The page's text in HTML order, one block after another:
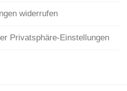
widerrufen
Privatsphäre-Einstellungen